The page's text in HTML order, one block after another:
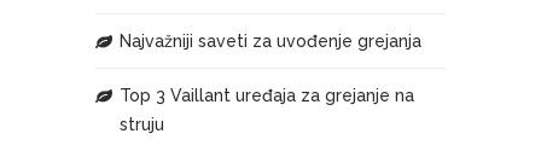
Najvažniji saveti za uvođenje grejanja
Top 3 Vaillant uređaja za grejanje na
struju